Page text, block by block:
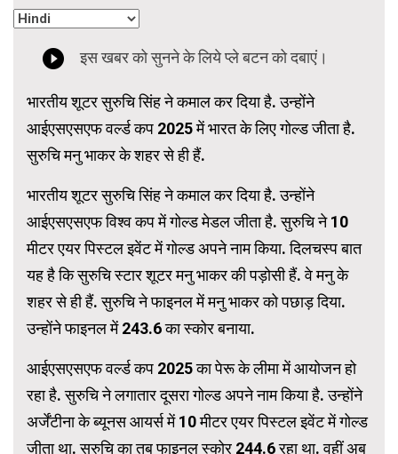
भारतीय शूटर सुरुचि सिंह ने कमाल कर दिया है. उन्होंने
आईएसएसएफ वर्ल्ड कप 2025 में भारत के लिए गोल्ड जीता है.
सुरुचि मनु भाकर के शहर से ही हैं.
भारतीय शूटर सुरुचि सिंह ने कमाल कर दिया है. उन्होंने
आईएसएसएफ विश्व कप में गोल्ड मेडल जीता है. सुरुचि ने 10
मीटर एयर पिस्टल इवेंट में गोल्ड अपने नाम किया. दिलचस्प बात
यह है कि सुरुचि स्टार शूटर मनु भाकर की पड़ोसी हैं. वे मनु के
शहर से ही हैं. सुरुचि ने फाइनल में मनु भाकर को पछाड़ दिया.
उन्होंने फाइनल में 243.6 का स्कोर बनाया.
आईएसएसएफ वर्ल्ड कप 2025 का पेरू के लीमा में आयोजन हो
रहा है. सुरुचि ने लगातार दूसरा गोल्ड अपने नाम किया है. उन्होंने
अर्जेंटीना के ब्यूनस आयर्स में 10 मीटर एयर पिस्टल इवेंट में गोल्ड
जीता था. सुरुचि का तब फाइनल स्कोर 244.6 रहा था. वहीं अब